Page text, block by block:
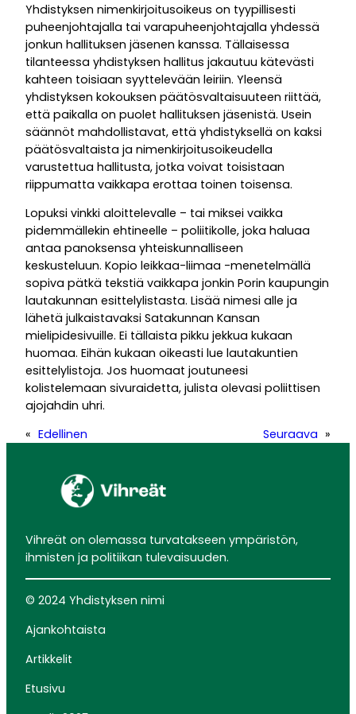
Yhdistyksen nimenkirjoitusoikeus on tyypillisesti
puheenjohtajalla tai varapuheenjohtajalla yhdessä
jonkun hallituksen jäsenen kanssa. Tällaisessa
tilanteessa yhdistyksen hallitus jakautuu kätevästi
kahteen toisiaan syyttelevään leiriin. Yleensä
yhdistyksen kokouksen päätösvaltaisuuteen riittää,
että paikalla on puolet hallituksen jäsenistä. Usein
säännöt mahdollistavat, että yhdistyksellä on kaksi
päätösvaltaista ja nimenkirjoitusoikeudella
varustettua hallitusta, jotka voivat toisistaan
riippumatta vaikkapa erottaa toinen toisensa.
Lopuksi vinkki aloittelevalle – tai miksei vaikka
pidemmällekin ehtineelle – poliitikolle, joka haluaa
antaa panoksensa yhteiskunnalliseen
keskusteluun. Kopio leikkaa-liimaa -menetelmällä
sopiva pätkä tekstiä vaikkapa jonkin Porin kaupungin
lautakunnan esittelylistasta. Lisää nimesi alle ja
lähetä julkaistavaksi Satakunnan Kansan
mielipidesivuille. Ei tällaista pikku jekkua kukaan
huomaa. Eihän kukaan oikeasti lue lautakuntien
esittelylistoja. Jos huomaat joutuneesi
kolistelemaan sivuraidetta, julista olevasi poliittisen
ajojahdin uhri.
« Edellinen Seuraava »
Vihreät on olemassa turvatakseen ympäristön,
ihmisten ja politiikan tulevaisuuden.
© 2024 Yhdistyksen nimi
Ajankohtaista
Artikkelit
Etusivu